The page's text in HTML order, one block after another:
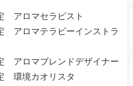
アロマセラピスト
アロマテラピーインストラ
アロマブレンドデザイナー
環境カオリスタ